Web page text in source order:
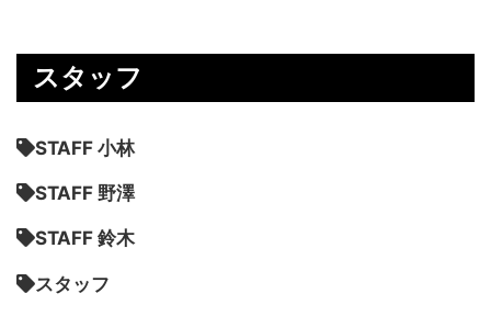
スタッフ
STAFF 小林
STAFF 野澤
STAFF 鈴木
スタッフ